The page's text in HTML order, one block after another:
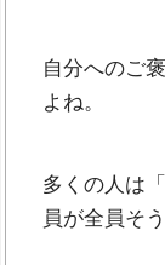
自分へのご
よね。
多くの人は
員が全員そ